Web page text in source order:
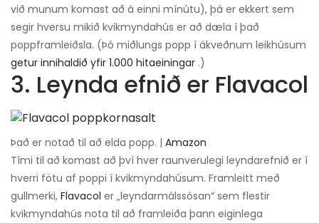
við munum komast að á einni mínútu), þá er ekkert sem
segir hversu mikið kvikmyndahús er að dæla í það
poppframleiðsla. (Þó miðlungs popp í ákveðnum leikhúsum
getur innihaldið yfir 1.000 hitaeiningar .)
3. Leynda efnið er Flavacol
Það er notað til að elda popp. | Amazon
Tími til að komast að því hver raunverulegi leyndarefnið er í
hverri fötu af poppi í kvikmyndahúsum. Framleitt með
gullmerki, Flavacol er „leyndarmálssósan“ sem flestir
kvikmyndahús nota til að framleiða þann eiginlega